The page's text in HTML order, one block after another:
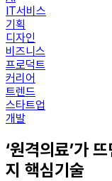
IT서비스
기획
디자인
비즈니스
프로덕트
커리어
트렌드
스타트업
개발
‘원격의료’가
지 핵심기술